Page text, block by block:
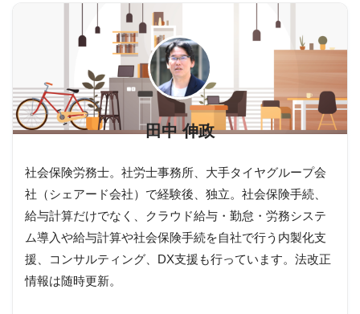
田中 伸政
社会保険労務士。社労士事務所、大手タイヤグループ会
社（シェアード会社）で経験後、独立。社会保険手続、
給与計算だけでなく、クラウド給与・勤怠・労務システ
ム導入や給与計算や社会保険手続を自社で行う内製化支
援、コンサルティング、DX支援も行っています。法改正
情報は随時更新。